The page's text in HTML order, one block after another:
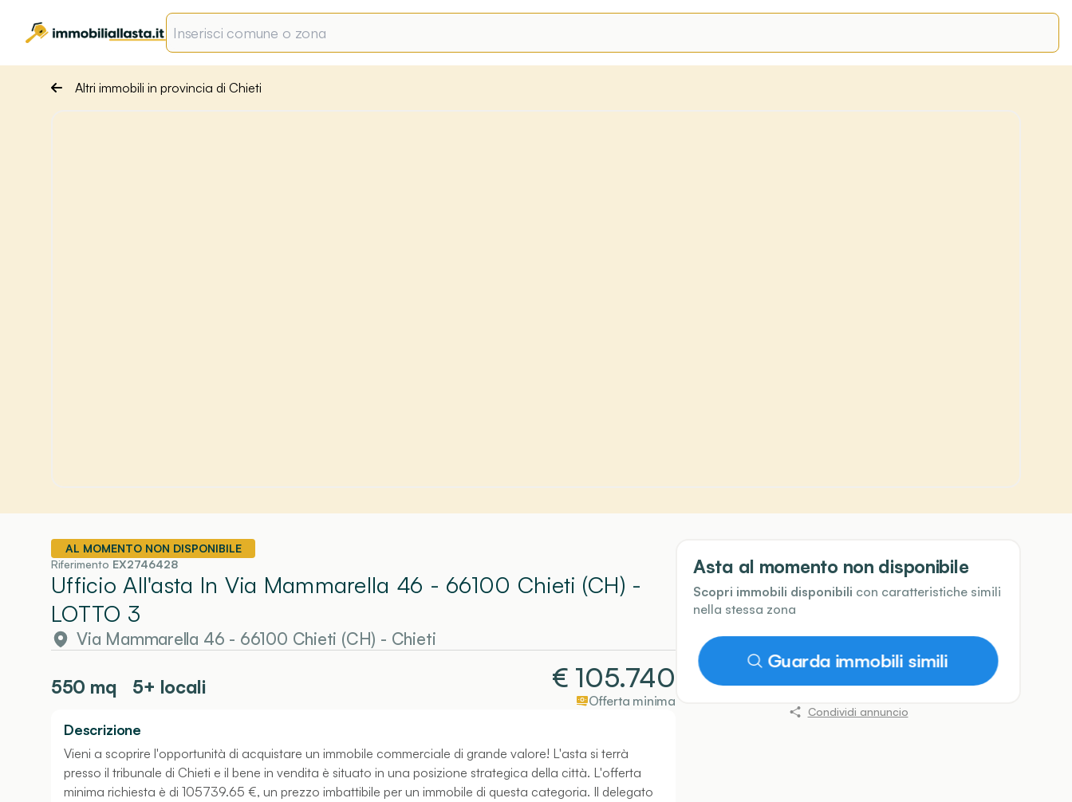
Altri immobili in provincia di Chieti
AL MOMENTO NON DISPONIBILE
Riferimento EX2746428
Ufficio All'asta In Via Mammarella 46 - 66100 Chieti (CH) -
LOTTO 3
Via Mammarella 46 - 66100 Chieti (CH) - Chieti
550 mq 5+ locali € 105.740
Offerta minima
Descrizione
Vieni a scoprire l'opportunità di acquistare un immobile commerciale di grande valore! L'asta si terrà
presso il tribunale di Chieti e il bene in vendita è situato in una posizione strategica della città. L'offerta
minima richiesta è di 105739.65 €, un prezzo imbattibile per un immobile di questa categoria. Il delegato
Asta al momento non disponibile
Scopri immobili disponibili con caratteristiche simili
nella stessa zona
Guarda immobili simili
Condividi annuncio